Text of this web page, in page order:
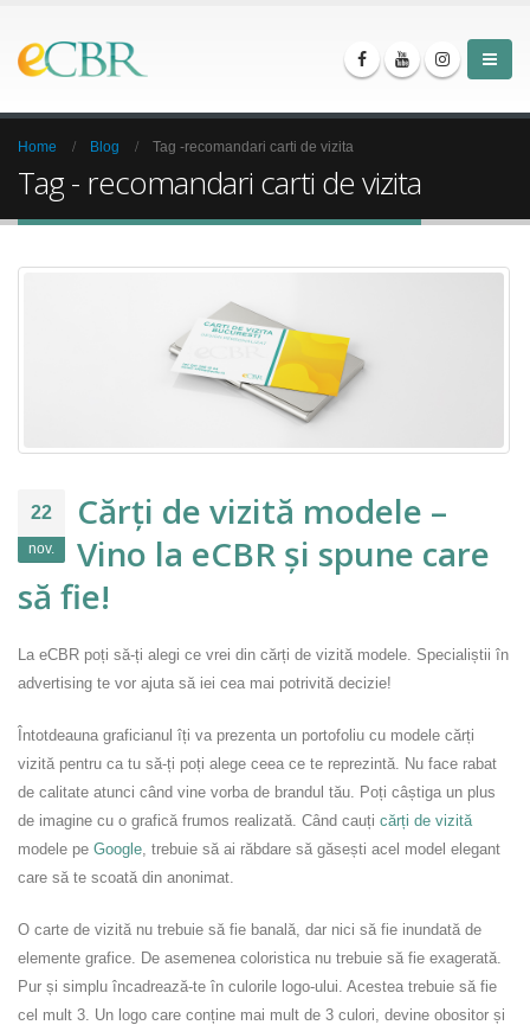
Home Blog Tag -recomandari carti de vizita
Tag - recomandari carti de vizita
22
nov.
Cărți de vizită modele –
Vino la eCBR și spune care
să fie!
La eCBR poți să-ți alegi ce vrei din cărți de vizită modele. Specialiștii în
advertising te vor ajuta să iei cea mai potrivită decizie!
Întotdeauna graficianul îți va prezenta un portofoliu cu modele cărți
vizită pentru ca tu să-ți poți alege ceea ce te reprezintă. Nu face rabat
de calitate atunci când vine vorba de brandul tău. Poți câștiga un plus
de imagine cu o grafică frumos realizată. Când cauți cărți de vizită
modele pe Google, trebuie să ai răbdare să găsești acel model elegant
care să te scoată din anonimat.
O carte de vizită nu trebuie să fie banală, dar nici să fie inundată de
elemente grafice. De asemenea coloristica nu trebuie să fie exagerată.
Pur și simplu încadrează-te în culorile logo-ului. Acestea trebuie să fie
cel mult 3. Un logo care conține mai mult de 3 culori, devine obositor și